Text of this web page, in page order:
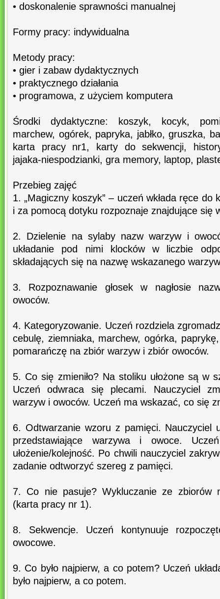
• doskonalenie sprawności manualnej
Formy pracy: indywidualna
Metody pracy:
• gier i zabaw dydaktycznych
• praktycznego działania
• programowa, z użyciem komputera
Środki dydaktyczne: koszyk, kocyk,
marchew, ogórek, papryka, jabłko, gruszka,
karta pracy nr1, karty do sekwencji,
jajaka-niespodzianki, gra memory, laptop,
Przebieg zajęć
1. „Magiczny koszyk” – uczeń wkłada ręce do
i za pomocą dotyku rozpoznaje znajdujące się
2. Dzielenie na sylaby nazw warzyw i
układanie pod nimi klocków w liczbie
składających się na nazwę wskazanego
3. Rozpoznawanie głosek w nagłosie
owoców.
4. Kategoryzowanie. Uczeń rozdziela
cebulę, ziemniaka, marchew, ogórka,
pomarańczę na zbiór warzyw i zbiór owoców.
5. Co się zmieniło? Na stoliku ułożone są w
Uczeń odwraca się plecami. Nauczyciel
warzyw i owoców. Uczeń ma wskazać, co się
6. Odtwarzanie wzoru z pamięci. Nauczyciel
przedstawiające warzywa i owoce.
ułożenie/kolejność. Po chwili nauczyciel
zadanie odtworzyć szereg z pamięci.
7. Co nie pasuje? Wykluczanie ze zbiorów
(karta pracy nr 1).
8. Sekwencje. Uczeń kontynuuje
owocowe.
9. Co było najpierw, a co potem? Uczeń
było najpierw, a co potem.